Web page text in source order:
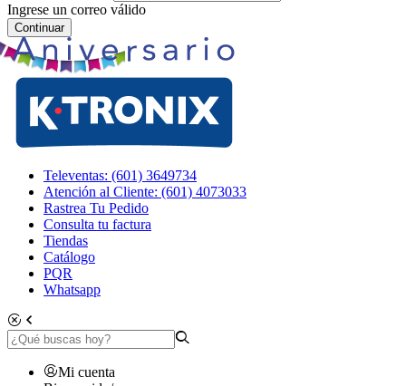
Ingrese un correo válido
Continuar
Televentas: (601) 3649734
Atención al Cliente: (601) 4073033
Rastrea Tu Pedido
Consulta tu factura
Tiendas
Catálogo
PQR
Whatsapp
Mi cuenta